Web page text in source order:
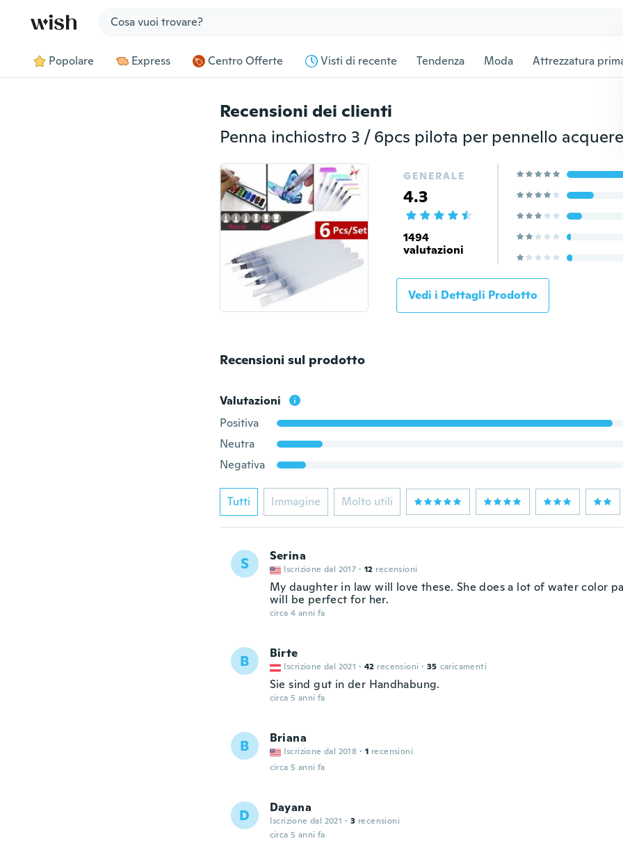
Popolare Express Centro Offerte Visti di recente Tendenza Moda Attrezzatura
Recensioni dei clienti
GENERALE
4.3
1494
valutazioni
Vedi i Dettagli Prodotto
Recensioni sul prodotto
Valutazioni
Positiva
Neutra
Negativa
Tutti Immagine Molto utili
S Serina
Iscrizione dal 2017 · 12 recensioni
My daughter in law will love these. She does a lot of water color
will be perfect for her.
circa 4 anni fa
B Birte
Iscrizione dal 2021 · 42 recensioni · 35 caricamenti
Sie sind gut in der Handhabung.
circa 5 anni fa
B Briana
Iscrizione dal 2018 · 1 recensioni
circa 5 anni fa
D Dayana
Iscrizione dal 2021 · 3 recensioni
circa 5 anni fa